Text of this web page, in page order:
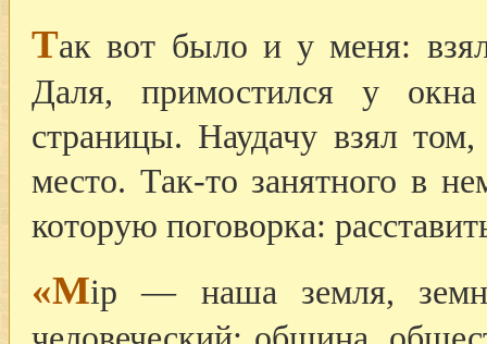
Так вот было и у меня:
Даля, примостился у
страницы. Наудачу взял
место. Так-то занятного в
которую поговорка:
«Mip — наша земля,